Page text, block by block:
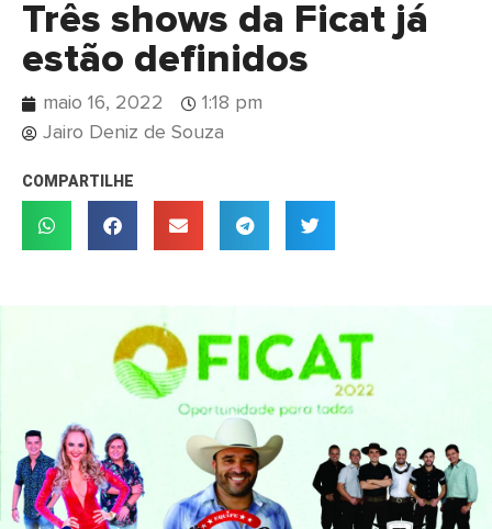
Três shows da Ficat já
estão definidos
maio 16, 2022
1:18 pm
Jairo Deniz de Souza
COMPARTILHE